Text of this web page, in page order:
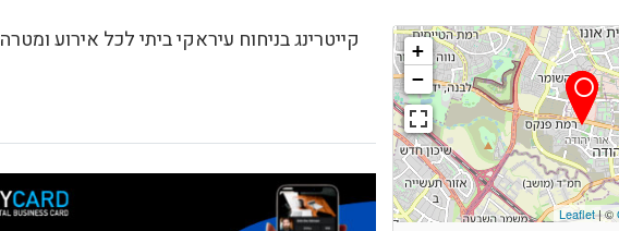
+
−
Leaflet| ©
קייטרינג בניחוח עיראקי ביתי לכל אירוע ומטרה